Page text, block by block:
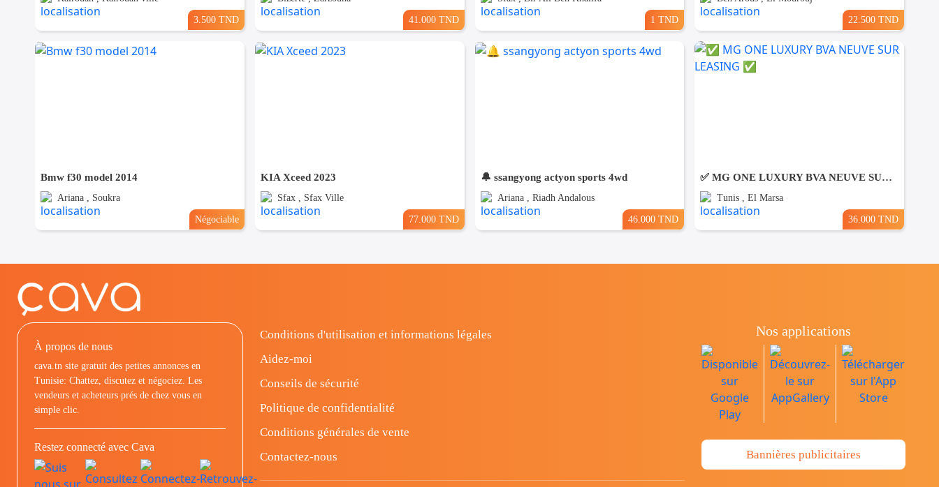
3.500 TND 41.000 TND 1 TND 22.500 TND
Bmw f30 model 2014
Ariana , Soukra
Négociable
KIA Xceed 2023
Sfax , Sfax Ville
77.000 TND
🔔 ssangyong actyon sports 4wd
Ariana , Riadh Andalous
46.000 TND
✅ MG ONE LUXURY BVA NEUVE SUR LEASING ✅
Tunis , El Marsa
36.000 TND
À propos de nous
cava.tn site gratuit des petites annonces en
Tunisie: Chattez, discutez et négociez. Les
vendeurs et acheteurs prés de chez vous en
simple clic.
Restez connecté avec Cava
Conditions d'utilisation et informations légales
Aidez-moi
Conseils de sécurité
Politique de confidentialité
Conditions générales de vente
Contactez-nous
Nos applications
Bannières publicitaires